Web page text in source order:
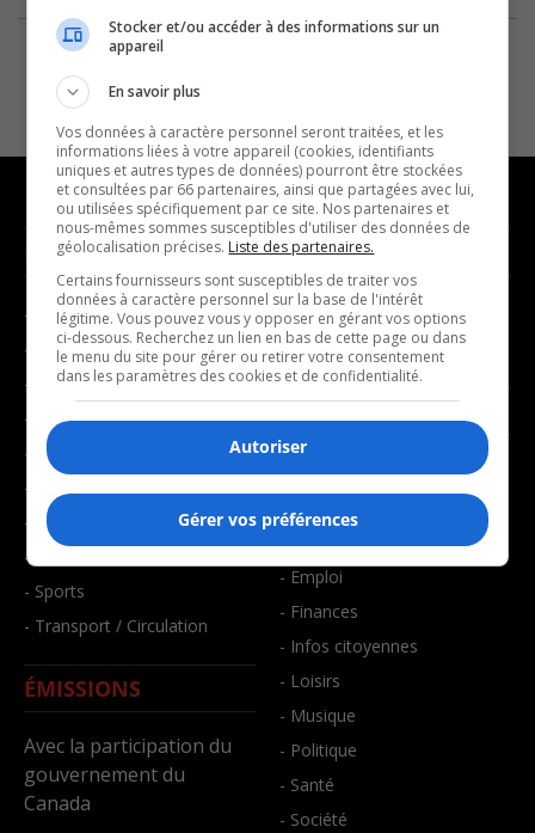
NOUVELLES
- Affaires municipales
- Communauté / Social
- Culture
- Économie
- Éducation
- Environnement
- Faits divers
- Santé et bien-être
- Sports
- Transport / Circulation
ÉMISSIONS
Avec la participation du
gouvernement du
Canada
MUSIQUE
- Décompte franco
- Joué récemment
BALADOS
- Affaires
- Art de vivre
- Bien-être
- Emploi
- Finances
- Infos citoyennes
- Loisirs
- Musique
- Politique
- Santé
- Société
Stocker et/ou accéder à des informations sur un
appareil
En savoir plus
Vos données à caractère personnel seront traitées, et les
informations liées à votre appareil (cookies, identifiants
uniques et autres types de données) pourront être stockées
et consultées par 66 partenaires, ainsi que partagées avec lui,
ou utilisées spécifiquement par ce site. Nos partenaires et
nous-mêmes sommes susceptibles d'utiliser des données de
géolocalisation précises. Liste des partenaires.
Certains fournisseurs sont susceptibles de traiter vos
données à caractère personnel sur la base de l'intérêt
légitime. Vous pouvez vous y opposer en gérant vos options
ci-dessous. Recherchez un lien en bas de cette page ou dans
le menu du site pour gérer ou retirer votre consentement
dans les paramètres des cookies et de confidentialité.
Autoriser
Gérer vos préférences